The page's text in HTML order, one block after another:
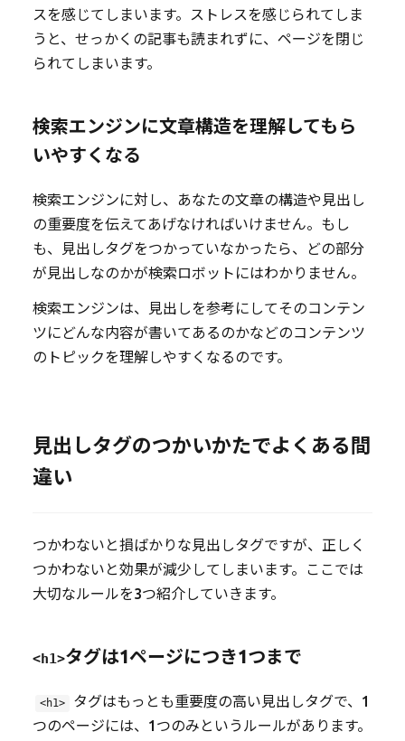
スを感じてしまいます。ストレスを感じられてしま
うと、せっかくの記事も読まれずに、ページを閉じ
られてしまいます。
検索エンジンに文章構造を理解してもら
いやすくなる
検索エンジンに対し、あなたの文章の構造や見出し
の重要度を伝えてあげなければいけません。もし
も、見出しタグをつかっていなかったら、どの部分
が見出しなのかが検索ロボットにはわかりません。
検索エンジンは、見出しを参考にしてそのコンテン
ツにどんな内容が書いてあるのかなどのコンテンツ
のトピックを理解しやすくなるのです。
見出しタグのつかいかたでよくある間
違い
つかわないと損ばかりな見出しタグですが、正しく
つかわないと効果が減少してしまいます。ここでは
大切なルールを3つ紹介していきます。
<h1>タグは1ページにつき1つまで
<h1>
タグはもっとも重要度の高い見出しタグで、1
つのページには、1つのみというルールがあります。